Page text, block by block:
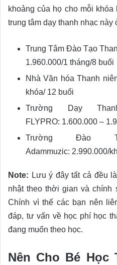
khoảng của họ cho mỗi
trung tâm dạy thanh nhạc này
Trung Tâm Đào Tạo
1.960.000/1 tháng/8 buổi
Nhà Văn hóa Thanh
khóa/ 12 buổi
Trường Dạy
FLYPRO: 1.600.000 –
Trường Đào
Adammuzic: 2.990.000/
Note: Lưu ý đây tất cả đều
nhật theo thời gian và chính
Chính vì thế các bạn nên
đáp, tư vấn về học phí học
đang muốn theo học.
Nên Cho Bé Học